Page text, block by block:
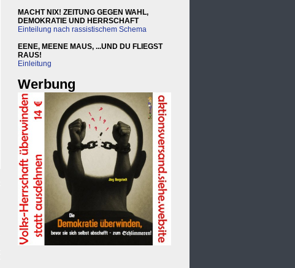
MACHT NIX! ZEITUNG GEGEN WAHL,
DEMOKRATIE UND HERRSCHAFT
Einteilung nach rassistischem Schema
EENE, MEENE MAUS, ...UND DU FLIEGST
RAUS!
Einleitung
Werbung